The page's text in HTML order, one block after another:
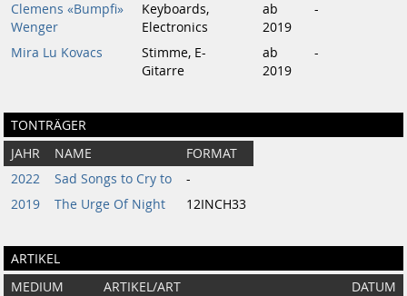
Clemens «Bumpfi»
Wenger
Keyboards,
Electronics
ab
2019
-
Mira Lu Kovacs
Stimme, E-
Gitarre
ab
2019
-
TONTRÄGER
JAHR NAME
FORMAT
2022
Sad Songs to Cry to
-
2019
The Urge Of Night 12INCH33
ARTIKEL
MEDIUM ARTIKEL/ART
DATUM